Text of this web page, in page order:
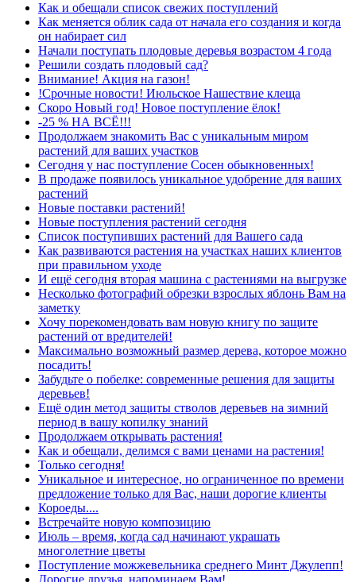
Как и обещали список свежих поступлений
Как меняется облик сада от начала его создания и когда
он набирает сил
Начали поступать плодовые деревья возрастом 4 года
Решили создать плодовый сад?
Внимание! Акция на газон!
!Срочные новости! Июльское Нашествие клеща
Скоро Новый год! Новое поступление ёлок!
-25 % НА ВСЁ!!!
Продолжаем знакомить Вас с уникальным миром
растений для ваших участков
Сегодня у нас поступление Сосен обыкновенных!
В продаже появилось уникальное удобрение для ваших
растений
Новые поставки растений!
Новые поступления растений сегодня
Список поступивших растений для Вашего сада
Как развиваются растения на участках наших клиентов
при правильном уходе
И ещё сегодня вторая машина с растениями на выгрузке
Несколько фотографий обрезки взрослых яблонь Вам на
заметку
Хочу порекомендовать вам новую книгу по защите
растений от вредителей!
Максимально возможный размер дерева, которое можно
посадить!
Забудьте о побелке: современные решения для защиты
деревьев!
Ещё один метод защиты стволов деревьев на зимний
период в вашу копилку знаний
Продолжаем открывать растения!
Как и обещали, делимся с вами ценами на растения!
Только сегодня!
Уникальное и интересное, но ограниченное по времени
предложение только для Вас, наши дорогие клиенты
Короеды....
Встречайте новую композицию
Июль – время, когда сад начинают украшать
многолетние цветы
Поступление можжевельника среднего Минт Джулепп!
Дорогие друзья, напоминаем Вам!